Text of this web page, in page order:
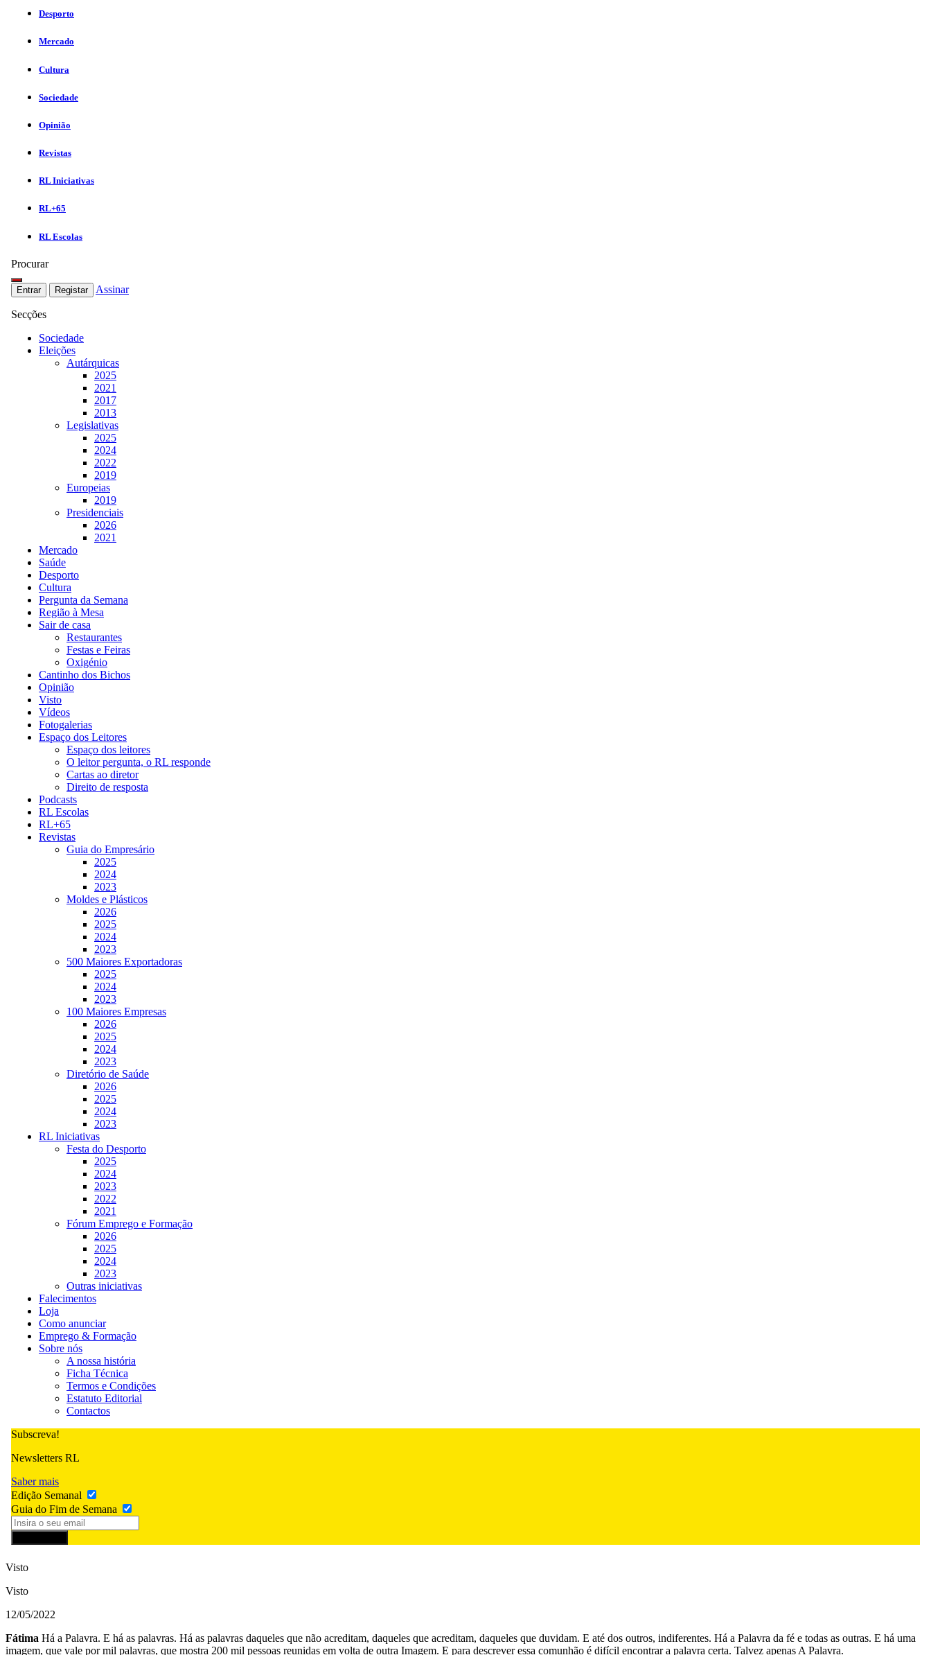
Desporto
Mercado
Cultura
Sociedade
Opinião
Revistas
RL Iniciativas
RL+65
RL Escolas
Procurar
Entrar Registar Assinar
Secções
Sociedade
Eleições
Autárquicas
2025
2021
2017
2013
Legislativas
2025
2024
2022
2019
Europeias
2019
Presidenciais
2026
2021
Mercado
Saúde
Desporto
Cultura
Pergunta da Semana
Região à Mesa
Sair de casa
Restaurantes
Festas e Feiras
Oxigénio
Cantinho dos Bichos
Opinião
Visto
Vídeos
Fotogalerias
Espaço dos Leitores
Espaço dos leitores
O leitor pergunta, o RL responde
Cartas ao diretor
Direito de resposta
Podcasts
RL Escolas
RL+65
Revistas
Guia do Empresário
2025
2024
2023
Moldes e Plásticos
2026
2025
2024
2023
500 Maiores Exportadoras
2025
2024
2023
100 Maiores Empresas
2026
2025
2024
2023
Diretório de Saúde
2026
2025
2024
2023
RL Iniciativas
Festa do Desporto
2025
2024
2023
2022
2021
Fórum Emprego e Formação
2026
2025
2024
2023
Outras iniciativas
Falecimentos
Loja
Como anunciar
Emprego & Formação
Sobre nós
A nossa história
Ficha Técnica
Termos e Condições
Estatuto Editorial
Contactos
Subscreva!
Newsletters RL
Saber mais
Edição Semanal
Guia do Fim de Semana
Visto
Visto
12/05/2022
Fátima Há a Palavra. E há as palavras. Há as palavras daqueles que não acreditam, daqueles que acreditam, daqueles que duvidam. E até dos outros, indiferentes. Há a Palavra da fé e todas as outras. E há uma
imagem, que vale por mil palavras, que mostra 200 mil pessoas reunidas em volta de outra Imagem. E para descrever essa comunhão é difícil encontrar a palavra certa. Talvez apenas A Palavra.